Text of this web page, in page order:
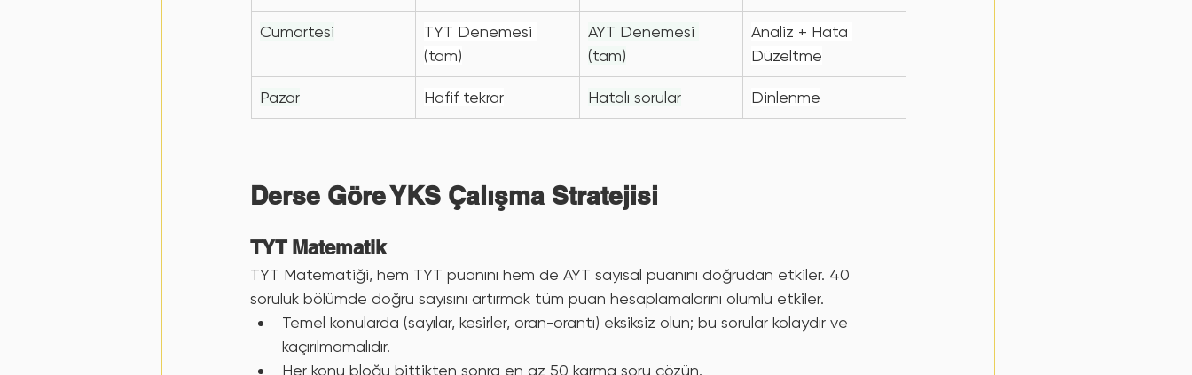
Cumartesi
TYT Denemesi
(tam)
AYT Denemesi
(tam)
Analiz + Hata
Düzeltme
Pazar Hafif tekrar Hatalı sorular Dinlenme
Derse Göre YKS Çalışma Stratejisi
TYT Matematik
TYT Matematiği, hem TYT puanını hem de AYT sayısal puanını doğrudan etkiler. 40
soruluk bölümde doğru sayısını artırmak tüm puan hesaplamalarını olumlu etkiler.
Temel konularda (sayılar, kesirler, oran-orantı) eksiksiz olun; bu sorular kolaydır ve
kaçırılmamalıdır.
Her konu bloğu bittikten sonra en az 50 karma soru çözün.